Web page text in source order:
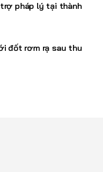
pháp lý tại thành
đốt rơm rạ sau thu